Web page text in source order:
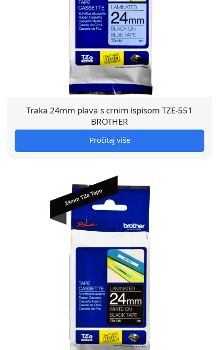
Traka 24mm plava s crnim ispisom TZE-551
BROTHER
Pročitaj više